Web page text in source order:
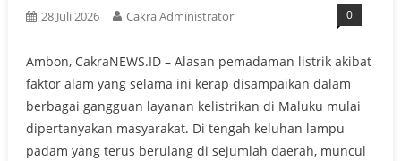
28 Juli 2026 Cakra Administrator 0
Ambon, CakraNEWS.ID – Alasan pemadaman listrik akibat
faktor alam yang selama ini kerap disampaikan dalam
berbagai gangguan layanan kelistrikan di Maluku mulai
dipertanyakan masyarakat. Di tengah keluhan lampu
padam yang terus berulang di sejumlah daerah, muncul